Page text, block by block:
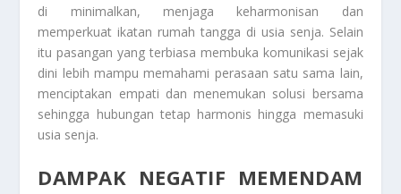
di minimalkan, menjaga keharmonisan dan
memperkuat ikatan rumah tangga di usia senja. Selain
itu pasangan yang terbiasa membuka komunikasi sejak
dini lebih mampu memahami perasaan satu sama lain,
menciptakan empati dan menemukan solusi bersama
sehingga hubungan tetap harmonis hingga memasuki
usia senja.
DAMPAK NEGATIF MEMENDAM